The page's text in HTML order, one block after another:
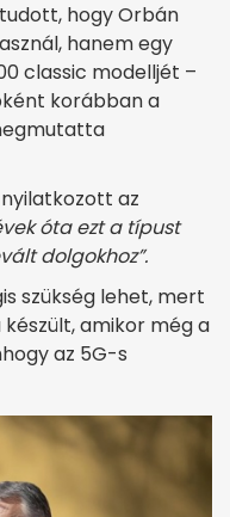
hogy Orbán
hanem egy
classic modelljét –
korábban a
az
óta ezt a típust
dolgokhoz”.
szükség lehet, mert
amikor még a
az 5G-s